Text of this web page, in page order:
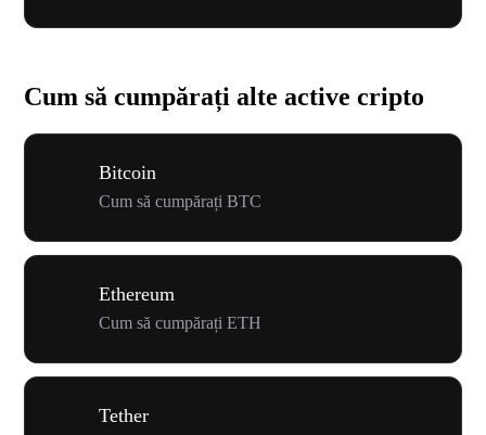
Cum să cumpărați alte active cripto
Bitcoin
Cum să cumpărați BTC
Ethereum
Cum să cumpărați ETH
Tether